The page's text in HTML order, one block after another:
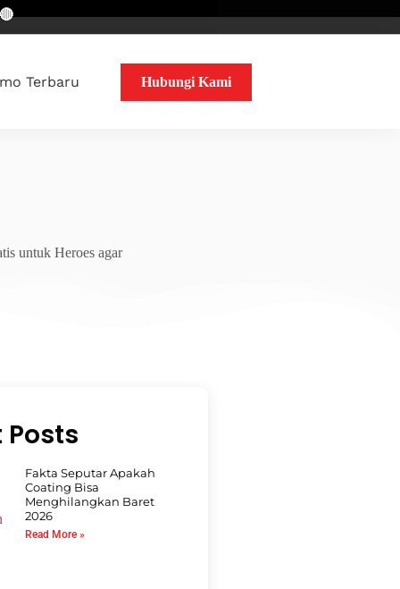
Terbaru Hubungi Kami
untuk Heroes agar
Posts
Fakta Seputar Apakah
Coating Bisa
Menghilangkan Baret
2026
Read More »